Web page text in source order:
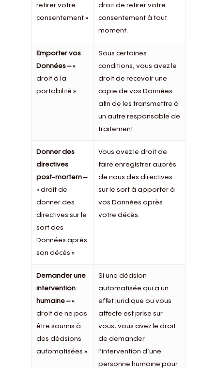
retirer votre
consentement »
droit de retirer votre
consentement à tout
moment.
Emporter vos
Données –«
droit à la
portabilité »
Sous certaines
conditions, vous avez le
droit de recevoir une
copie de vos Données
afin de les transmettre à
un autre responsable de
traitement.
Donner des
directives
post-mortem –
« droit de
donner des
directives sur le
sort des
Données après
son décès »
Vous avez le droit de
faire enregistrer auprès
de nous des directives
sur le sort à apporter à
vos Données après
votre décès.
Demander une
intervention
humaine –«
droit de ne pas
être soumis à
des décisions
automatisées »
Si une décision
automatisée qui a un
effet juridique ou vous
affecte est prise sur
vous, vous avez le droit
de demander
l’intervention d’une
personne humaine pour